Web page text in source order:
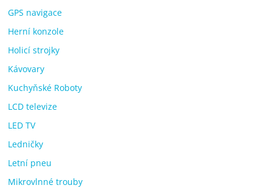
GPS navigace
Herní konzole
Holicí strojky
Kávovary
Kuchyňské Roboty
LCD televize
LED TV
Ledničky
Letní pneu
Mikrovlnné trouby